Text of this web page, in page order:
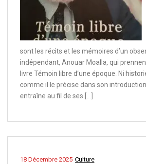
sont les récits et les mémoires d’un
indépendant, Anouar Moalla, qui
livre Témoin libre d’une époque. Ni
comme il le précise dans son
entraîne au fil de ses […]
Culture
18 Décembre 2025